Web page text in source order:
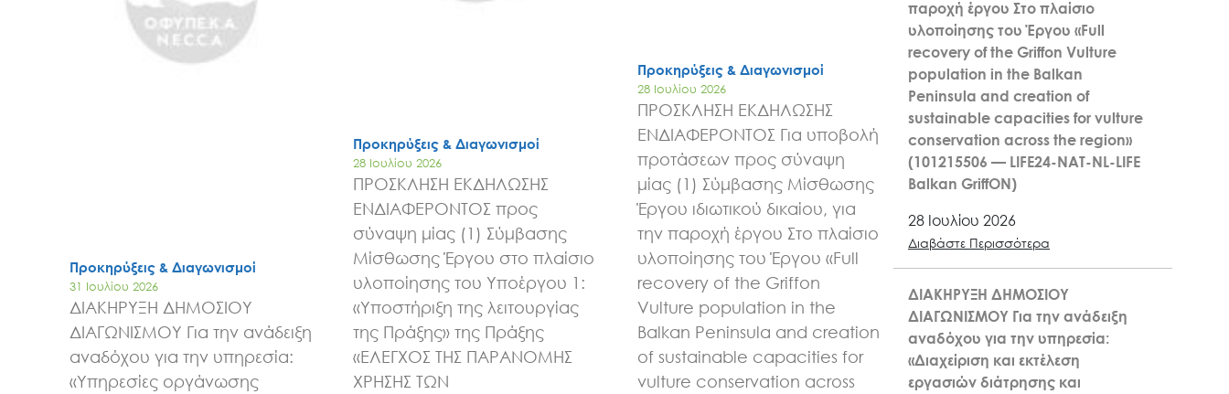
Προκηρύξεις & Διαγωνισμοί
31 Ιουλίου 2026
ΔΙΑΚΗΡΥΞΗ ΔΗΜΟΣΙΟΥ
ΔΙΑΓΩΝΙΣΜΟΥ Για την ανάδειξη
αναδόχου για την υπηρεσία:
«Υπηρεσίες οργάνωσης
Προκηρύξεις & Διαγωνισμοί
28 Ιουλίου 2026
ΠΡΟΣΚΛΗΣΗ ΕΚΔΗΛΩΣΗΣ
ΕΝΔΙΑΦΕΡΟΝΤΟΣ προς
σύναψη μίας (1) Σύμβασης
Μίσθωσης Έργου στο πλαίσιο
υλοποίησης του Υποέργου 1:
«Υποστήριξη της λειτουργίας
της Πράξης» της Πράξης
«ΕΛΕΓΧΟΣ ΤΗΣ ΠΑΡΑΝΟΜΗΣ
ΧΡΗΣΗΣ ΤΩΝ
Προκηρύξεις & Διαγωνισμοί
28 Ιουλίου 2026
ΠΡΟΣΚΛΗΣΗ ΕΚΔΗΛΩΣΗΣ
ΕΝΔΙΑΦΕΡΟΝΤΟΣ Για υποβολή
προτάσεων προς σύναψη
μίας (1) Σύμβασης Μίσθωσης
Έργου ιδιωτικού δικαίου, για
την παροχή έργου Στο πλαίσιο
υλοποίησης του Έργου «Full
recovery of the Griffon
Vulture population in the
Balkan Peninsula and creation
of sustainable capacities for
vulture conservation across
παροχή έργου Στο πλαίσιο
υλοποίησης του Έργου «Full
recovery of the Griffon Vulture
population in the Balkan
Peninsula and creation of
sustainable capacities for vulture
conservation across the region»
(101215506 — LIFE24-NAT-NL-LIFE
Balkan GriffON)
28 Ιουλίου 2026
Διαβάστε Περισσότερα
ΔΙΑΚΗΡΥΞΗ ΔΗΜΟΣΙΟΥ
ΔΙΑΓΩΝΙΣΜΟΥ Για την ανάδειξη
αναδόχου για την υπηρεσία:
«Διαχείριση και εκτέλεση
εργασιών διάτρησης και